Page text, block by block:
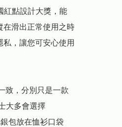
點設計大獎，能
在滑出正常使用之時
，讓您可安心使用
致，分別只是一款
大多會選擇
包放在恤衫口袋